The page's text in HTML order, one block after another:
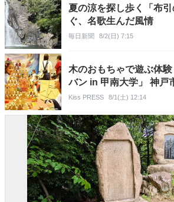
夏の涼を探し歩く「布
ぐ、名歌生んだ風情
毎日新聞 8/2(日) 7:15
木のおもちゃで遊ぶ体
バン in 甲南大学」 神戸
Kiss PRESS 8/1(土) 12:14